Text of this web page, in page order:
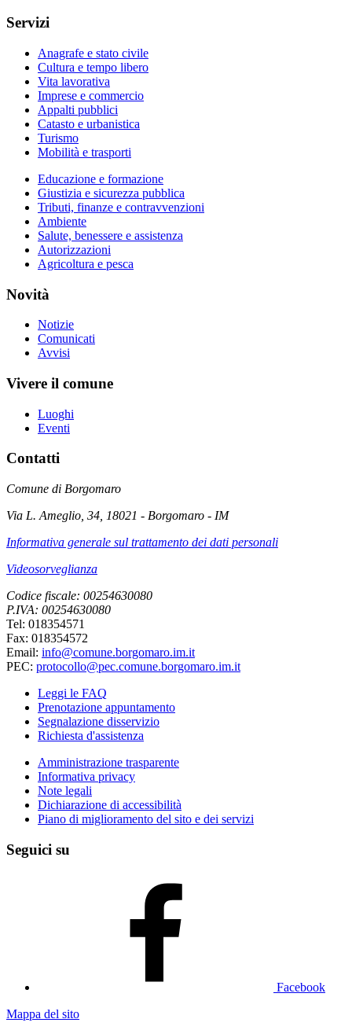
Servizi
Anagrafe e stato civile
Cultura e tempo libero
Vita lavorativa
Imprese e commercio
Appalti pubblici
Catasto e urbanistica
Turismo
Mobilità e trasporti
Educazione e formazione
Giustizia e sicurezza pubblica
Tributi, finanze e contravvenzioni
Ambiente
Salute, benessere e assistenza
Autorizzazioni
Agricoltura e pesca
Novità
Notizie
Comunicati
Avvisi
Vivere il comune
Luoghi
Eventi
Contatti
Comune di Borgomaro
Via L. Ameglio, 34, 18021 - Borgomaro - IM
Informativa generale sul trattamento dei dati personali
Videosorveglianza
Codice fiscale: 00254630080
P.IVA: 00254630080
Tel: 018354571
Fax: 018354572
Email: info@comune.borgomaro.im.it
PEC: protocollo@pec.comune.borgomaro.im.it
Leggi le FAQ
Prenotazione appuntamento
Segnalazione disservizio
Richiesta d'assistenza
Amministrazione trasparente
Informativa privacy
Note legali
Dichiarazione di accessibilità
Piano di miglioramento del sito e dei servizi
Seguici su
Facebook
Mappa del sito